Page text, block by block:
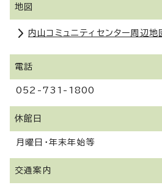
地図
内山コミュニティセンター周辺地
電話
052-731-1800
休館日
月曜日・年末年始等
交通案内